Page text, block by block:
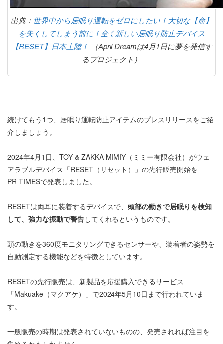
出典： 世界中から居眠り運転をゼロにしたい！大切な【命】
を失くしてしまう前に！全く新しい居眠り防止デバイス
【RESET】日本上陸！
（April Dreamは4月1日に夢を発信す
るプロジェクト）
続けてもう1つ、居眠り運転防止アイテムのプレスリリースをご紹
介しましょう。
2024年4月1日、TOY & ZAKKA MIMIY（ミミー有限会社）がウェ
アラブルデバイス「RESET（リセット）」の先行販売開始を
PR TIMESで発表しました。
RESETは両耳に装着するデバイスで、 頭部の動きで居眠りを検知
して、強力な振動で警告してくれるというものです。
頭の動きを360度モニタリングできるセンサーや、装着者の姿勢を
自動測定する機能などを特徴としています。
RESETの先行販売は、新製品を応援購入できるサービス
「Makuake（マクアケ）」で2024年5月10日まで行われていま
す。
一般販売の時期は発表されていないものの、発売されれば注目を